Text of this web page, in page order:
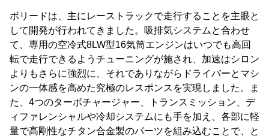
ボリードは、主にレーストラックで走行することを主眼と
して開発が行われてきました。吸排気システムと合わせ
て、専用の空冷式8LW型16気筒エンジンはいつでも高回
転で走行できるようチューニングが施され、加速はシロン
よりもさらに強烈に、それでありながらドライバーとマシ
ンの一体感を高めた究極のレスポンスを実現しました。ま
た、4つのターボチャージャー、トランスミッション、デ
ィファレンシャルや冷却システムにも手を加え、各部に軽
量で高剛性なチタン合金製のパーツを組み込むことで、と